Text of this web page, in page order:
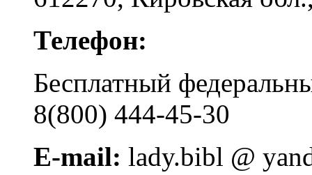
Телефон:
Бесплатный
8(800) 444-45-30
E-mail: lady.bibl @